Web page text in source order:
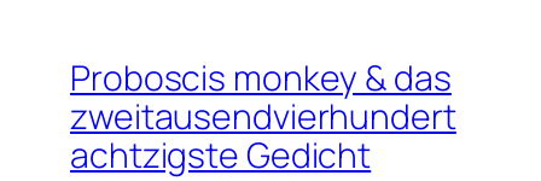
Proboscis monkey & das
zweitausendvierhundert
achtzigste Gedicht